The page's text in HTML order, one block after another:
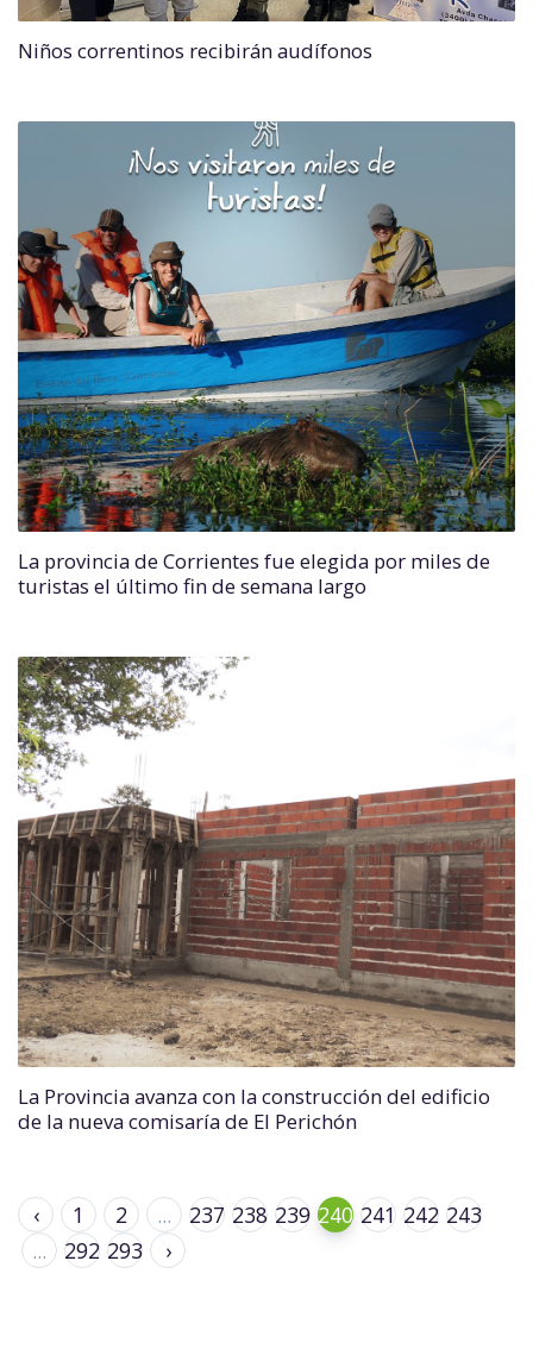
Niños correntinos recibirán audífonos
La provincia de Corrientes fue elegida por miles de
turistas el último fin de semana largo
La Provincia avanza con la construcción del edificio
de la nueva comisaría de El Perichón
‹ 1 2 ... 237 238 239 240 241 242 243
...
292 293 ›